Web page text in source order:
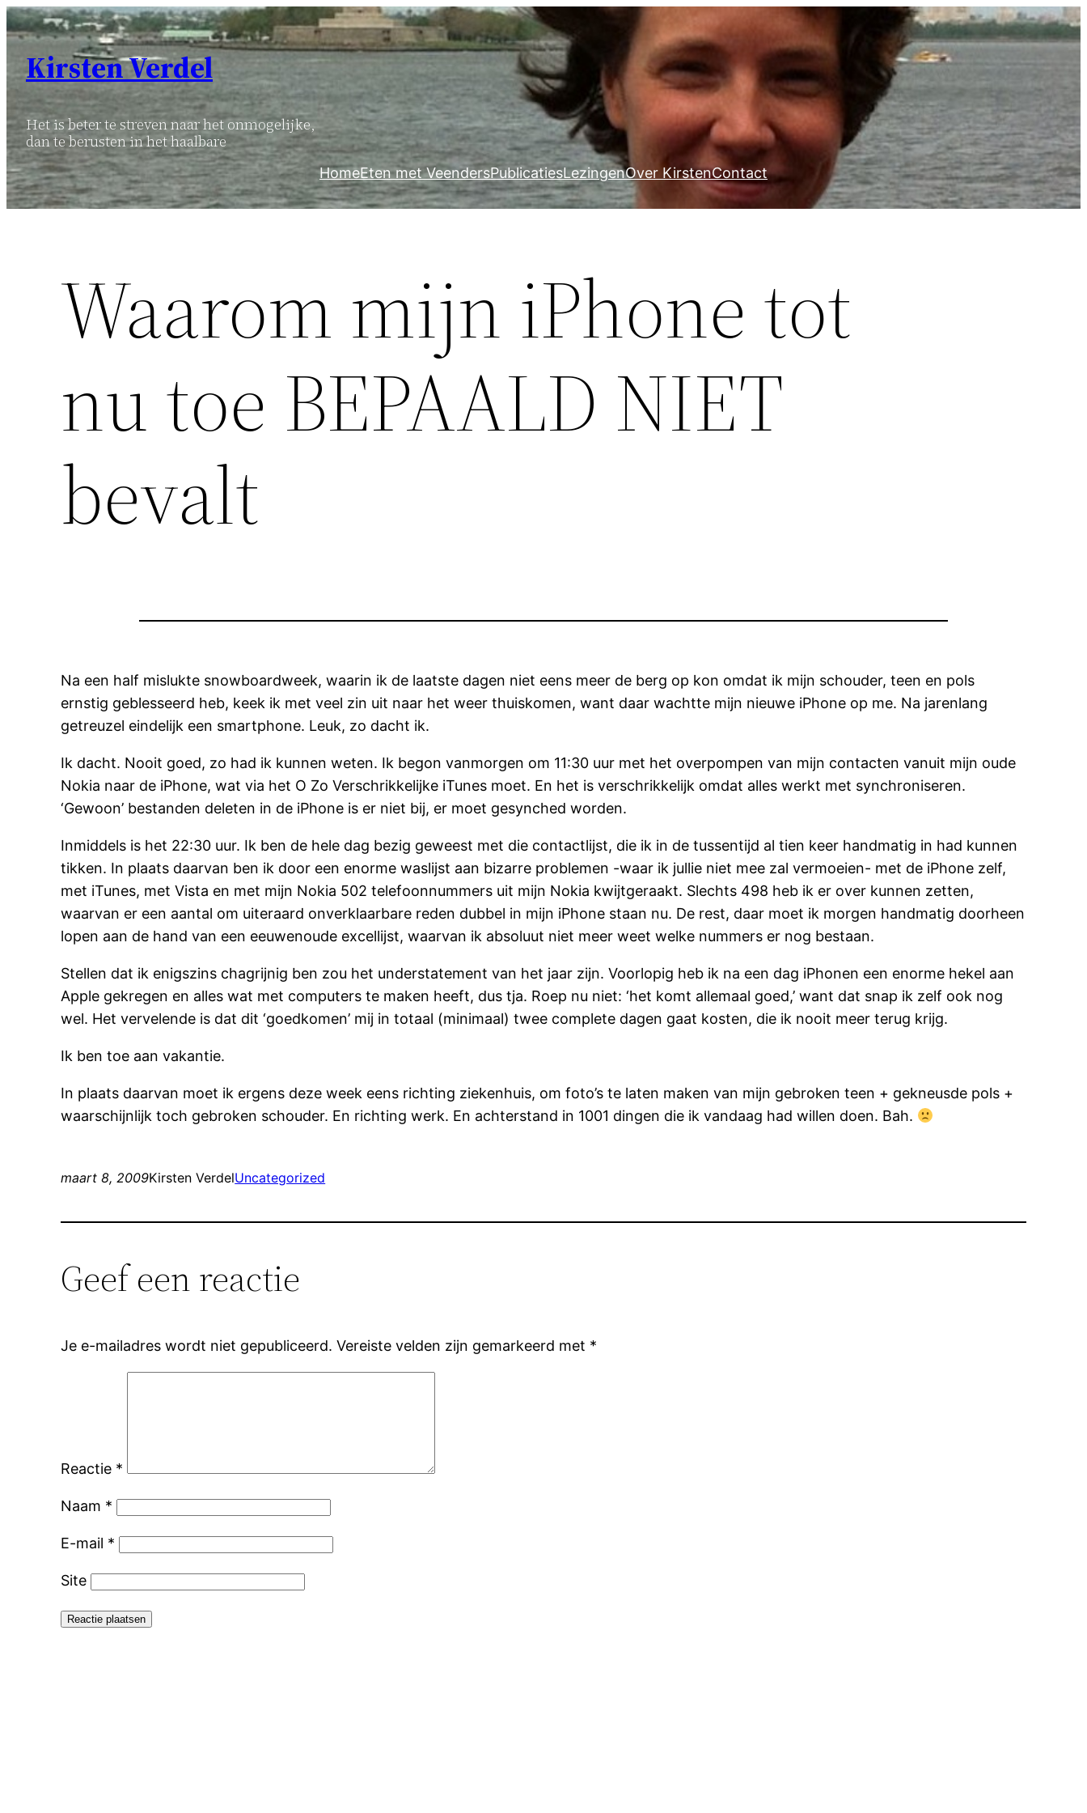
Ga
naar
inhoud
Kirsten Verdel
Het is beter te streven naar het onmogelijke,
dan te berusten in het haalbare
HomeEten met VeendersPublicatiesLezingenOver KirstenContact
Waarom mijn iPhone tot
nu toe BEPAALD NIET
bevalt
Na een half mislukte snowboardweek, waarin ik de laatste dagen niet eens meer de berg op kon omdat ik mijn schouder, teen en pols
ernstig geblesseerd heb, keek ik met veel zin uit naar het weer thuiskomen, want daar wachtte mijn nieuwe iPhone op me. Na jarenlang
getreuzel eindelijk een smartphone. Leuk, zo dacht ik.
Ik dacht. Nooit goed, zo had ik kunnen weten. Ik begon vanmorgen om 11:30 uur met het overpompen van mijn contacten vanuit mijn oude
Nokia naar de iPhone, wat via het O Zo Verschrikkelijke iTunes moet. En het is verschrikkelijk omdat alles werkt met synchroniseren.
‘Gewoon’ bestanden deleten in de iPhone is er niet bij, er moet gesynched worden.
Inmiddels is het 22:30 uur. Ik ben de hele dag bezig geweest met die contactlijst, die ik in de tussentijd al tien keer handmatig in had kunnen
tikken. In plaats daarvan ben ik door een enorme waslijst aan bizarre problemen -waar ik jullie niet mee zal vermoeien- met de iPhone zelf,
met iTunes, met Vista en met mijn Nokia 502 telefoonnummers uit mijn Nokia kwijtgeraakt. Slechts 498 heb ik er over kunnen zetten,
waarvan er een aantal om uiteraard onverklaarbare reden dubbel in mijn iPhone staan nu. De rest, daar moet ik morgen handmatig doorheen
lopen aan de hand van een eeuwenoude excellijst, waarvan ik absoluut niet meer weet welke nummers er nog bestaan.
Stellen dat ik enigszins chagrijnig ben zou het understatement van het jaar zijn. Voorlopig heb ik na een dag iPhonen een enorme hekel aan
Apple gekregen en alles wat met computers te maken heeft, dus tja. Roep nu niet: ‘het komt allemaal goed,’ want dat snap ik zelf ook nog
wel. Het vervelende is dat dit ‘goedkomen’ mij in totaal (minimaal) twee complete dagen gaat kosten, die ik nooit meer terug krijg.
Ik ben toe aan vakantie.
In plaats daarvan moet ik ergens deze week eens richting ziekenhuis, om foto’s te laten maken van mijn gebroken teen + gekneusde pols +
waarschijnlijk toch gebroken schouder. En richting werk. En achterstand in 1001 dingen die ik vandaag had willen doen. Bah.
maart 8, 2009Kirsten VerdelUncategorized
Geef een reactie
Je e-mailadres wordt niet gepubliceerd. Vereiste velden zijn gemarkeerd met *
Reactie *
Naam *
E-mail *
Site